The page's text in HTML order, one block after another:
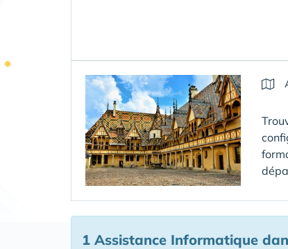
1 Assistance Informatique